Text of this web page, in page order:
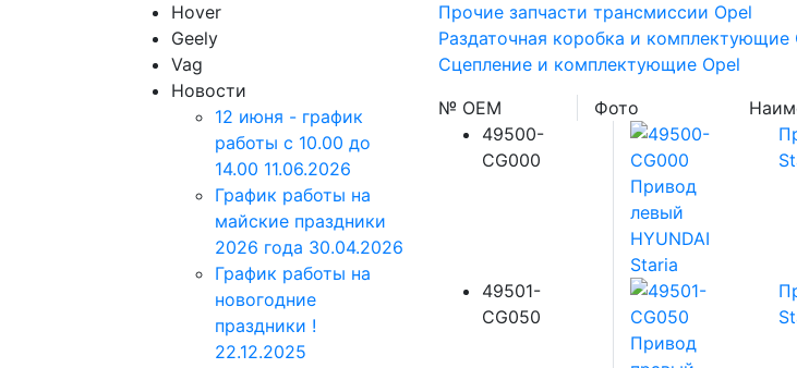
Hover
Geely
Vag
Новости
12 июня - график
работы с 10.00 до
14.00 11.06.2026
График работы на
майские праздники
2026 года 30.04.2026
График работы на
новогодние
праздники !
22.12.2025
Прочие запчасти трансмиссии Opel
Раздаточная коробка и комплектующие
Сцепление и комплектующие Opel
№ OEM
Фото
49500-
CG000
49501-
CG050